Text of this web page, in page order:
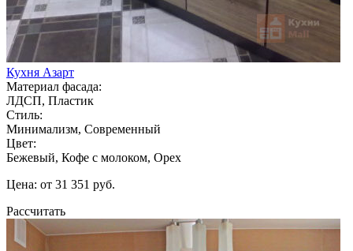
Кухня Азарт
Материал фасада:
ЛДСП, Пластик
Стиль:
Минимализм, Современный
Цвет:
Бежевый, Кофе с молоком, Орех
Цена: от 31 351 руб.
Рассчитать